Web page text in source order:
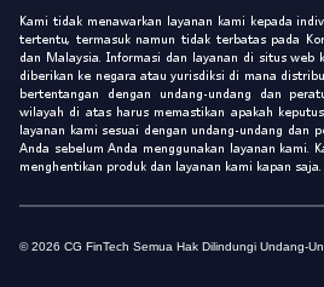
Kami tidak menawarkan layanan kami kepada
tertentu, termasuk namun tidak terbatas pada
dan Malaysia. Informasi dan layanan di situs web
diberikan ke negara atau yurisdiksi di mana
bertentangan dengan undang-undang dan
wilayah di atas harus memastikan apakah
layanan kami sesuai dengan undang-undang dan
Anda sebelum Anda menggunakan layanan kami.
menghentikan produk dan layanan kami kapan saja.
© 2026 CG FinTech Semua Hak Dilindungi Undang-